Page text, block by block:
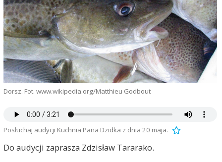
Dorsz. Fot. www.wikipedia.org/Matthieu Godbout
Posłuchaj audycji Kuchnia Pana Dzidka z dnia 20 maja.
Do audycji zaprasza Zdzisław Tararako.